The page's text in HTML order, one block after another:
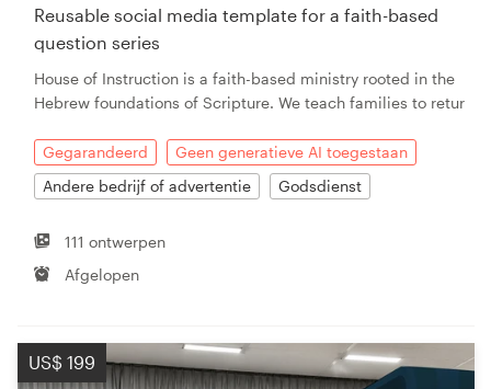
Reusable social media template for a faith-based
question series
House of Instruction is a faith-based ministry rooted in the
Hebrew foundations of Scripture. We teach families to retur
Gegarandeerd
Geen generatieve AI toegestaan
Andere bedrijf of advertentie
Godsdienst
111 ontwerpen
Afgelopen
US$ 199